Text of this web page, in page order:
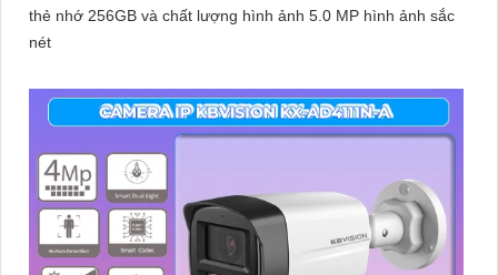
thẻ nhớ 256GB và chất lượng hình ảnh 5.0 MP hình ảnh sắc
nét